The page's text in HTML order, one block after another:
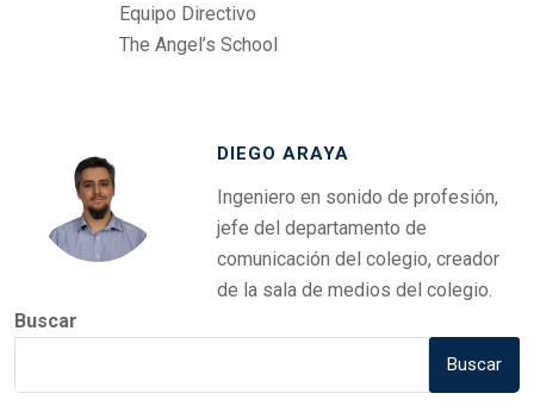
Equipo Directivo
The Angel’s School
DIEGO ARAYA
Ingeniero en sonido de profesión,
jefe del departamento de
comunicación del colegio, creador
de la sala de medios del colegio.
Buscar
Buscar